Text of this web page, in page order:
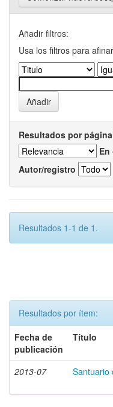
Añadir filtros:
Usa los filtros para
Resultados por página
En
Autor/registro
Resultados 1-1 de 1.
Resultados por ítem:
Fecha de
publicación
Título
2013-07 Santuario